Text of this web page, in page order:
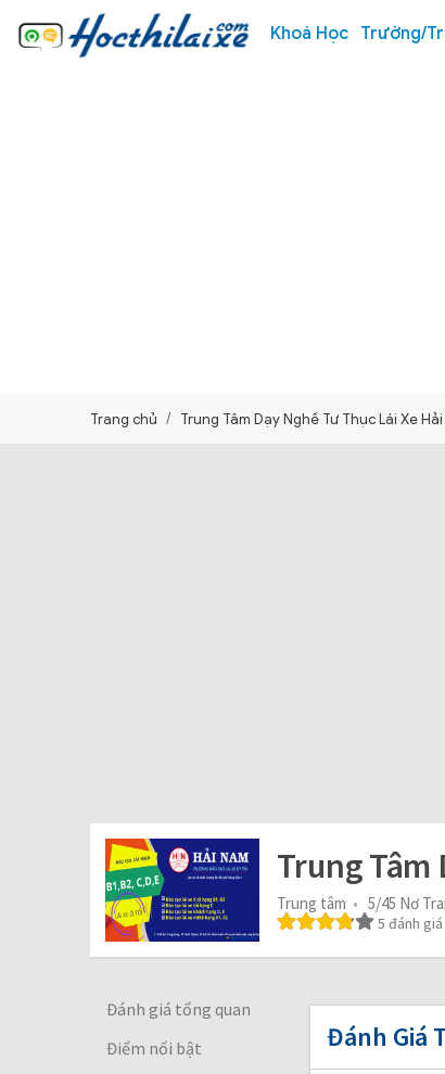
Khoá Học Trường/
Trang chủ Trung Tâm Dạy Nghề Tư Thục Lái Xe
Trung Tâm
Trung tâm 5/45 Nơ
5 đánh giá
Đánh giá tổng quan
Điểm nổi bật
Đánh Giá